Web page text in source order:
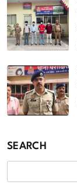
SEARCH